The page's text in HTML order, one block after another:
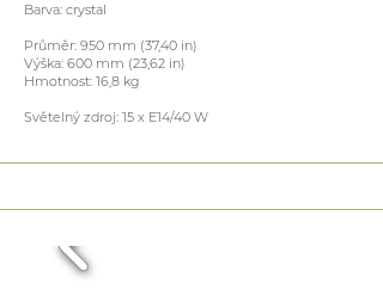
Barva: crystal
Průměr: 950 mm (37,40 in)
Výška: 600 mm (23,62 in)
Hmotnost: 16,8 kg
Světelný zdroj: 15 x E14/40 W